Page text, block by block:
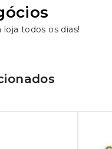
loja todos os dias!